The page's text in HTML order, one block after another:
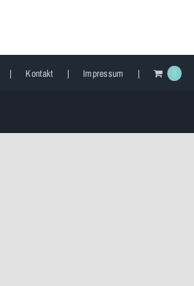
Kontakt Impressum 0